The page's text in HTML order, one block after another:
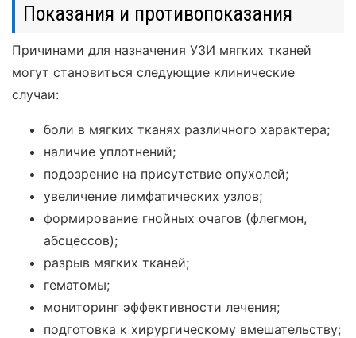
Показания и противопоказания
Причинами для назначения УЗИ мягких тканей
могут становиться следующие клинические
случаи:
боли в мягких тканях различного характера;
наличие уплотнений;
подозрение на присутствие опухолей;
увеличение лимфатических узлов;
формирование гнойных очагов (флегмон,
абсцессов);
разрыв мягких тканей;
гематомы;
мониторинг эффективности лечения;
подготовка к хирургическому вмешательству;